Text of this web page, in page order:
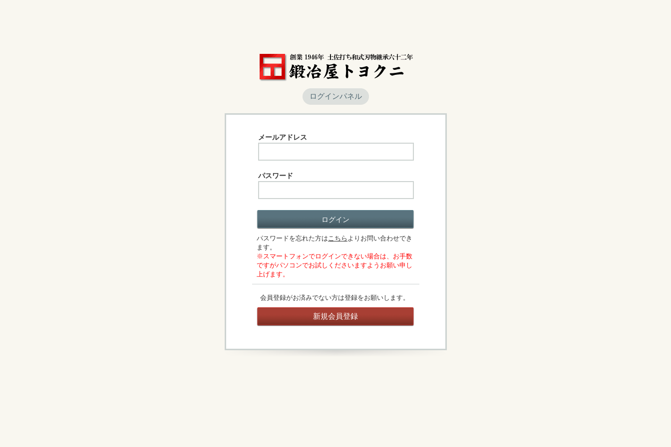
ログインパネル
メールアドレス
パスワード
ログイン
パスワードを忘れた方はこちら よりお問い合わせでき
ます。
※スマートフォンでログインできない場合は、お手数
ですがパソコンでお試しくださいますようお願い申し
上げます。
会員登録がお済みでない方は登録をお願いします。
新規会員登録